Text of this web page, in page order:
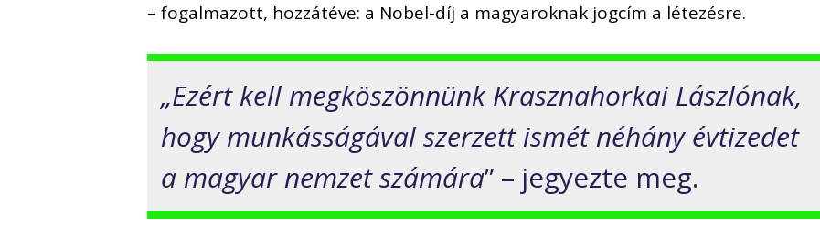
– fogalmazott, hozzátéve: a Nobel-díj a magyaroknak jogcím a létezésre.
„Ezért kell megköszönnünk Krasznahorkai Lászlónak,
hogy munkásságával szerzett ismét néhány évtizedet
a magyar nemzet számára” – jegyezte meg.